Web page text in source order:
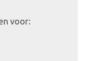
voor: